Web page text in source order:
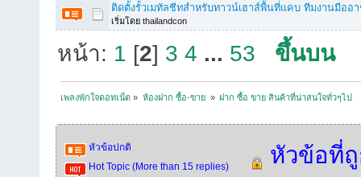
ติดตั้งรั้วเมทัลชีทสำหรับทาวน์เฮาส์พื้นที่แคบ ทีมงานมืออ
เริ่มโดย thailandcon
หน้า: 1 [2] 3 4 ... 53 ขึ้นบน
เพลงพักใจดอทเน็ต » ห้องฝาก ซื้อ-ขาย » ฝาก ซื้อ ขาย สินค้าที่น่าสนใจทั่วๆไป
หัวข้อปกติ
Hot Topic (More than 15 replies)
หัวข้อที่